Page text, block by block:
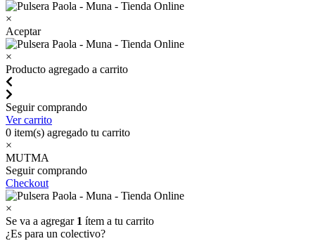
×
Aceptar
×
Producto agregado a carrito
Seguir comprando
Ver carrito
0 item(s) agregado tu carrito
×
MUTMA
Seguir comprando
Checkout
×
Se va a agregar 1 ítem a tu carrito
¿Es para un colectivo?